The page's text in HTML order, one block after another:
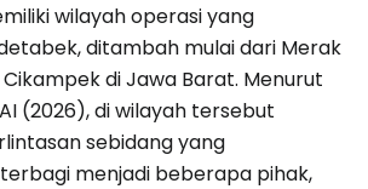
wilayah operasi yang
ditambah mulai dari Merak
di Jawa Barat. Menurut
(2026), di wilayah tersebut
sebidang yang
menjadi beberapa pihak,